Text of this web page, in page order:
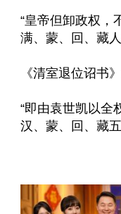
“皇帝但卸政权
满、蒙、回、藏
《清室退位诏书
“即由袁世凯以全
汉、蒙、回、藏